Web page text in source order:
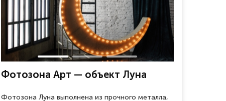
Фотозона Арт — объект Луна
Фотозона Луна выполнена из прочного металла,